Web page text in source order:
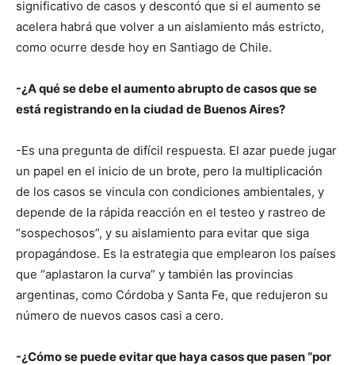
significativo de casos y descontó que si el aumento se
acelera habrá que volver a un aislamiento más estricto,
como ocurre desde hoy en Santiago de Chile.
-¿A qué se debe el aumento abrupto de casos que se
está registrando en la ciudad de Buenos Aires?
-Es una pregunta de difícil respuesta. El azar puede jugar
un papel en el inicio de un brote, pero la multiplicación
de los casos se vincula con condiciones ambientales, y
depende de la rápida reacción en el testeo y rastreo de
“sospechosos”, y su aislamiento para evitar que siga
propagándose. Es la estrategia que emplearon los países
que “aplastaron la curva” y también las provincias
argentinas, como Córdoba y Santa Fe, que redujeron su
número de nuevos casos casi a cero.
-¿Cómo se puede evitar que haya casos que pasen “por